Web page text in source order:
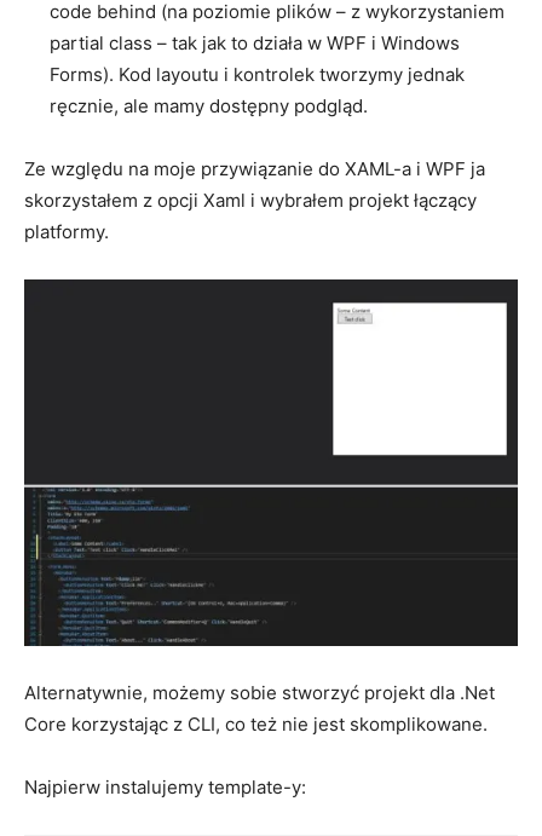
code behind (na poziomie plików – z wykorzystaniem
partial class – tak jak to działa w WPF i Windows
Forms). Kod layoutu i kontrolek tworzymy jednak
ręcznie, ale mamy dostępny podgląd.
Ze względu na moje przywiązanie do XAML-a i WPF ja
skorzystałem z opcji Xaml i wybrałem projekt łączący
platformy.
Alternatywnie, możemy sobie stworzyć projekt dla .Net
Core korzystając z CLI, co też nie jest skomplikowane.
Najpierw instalujemy template-y: